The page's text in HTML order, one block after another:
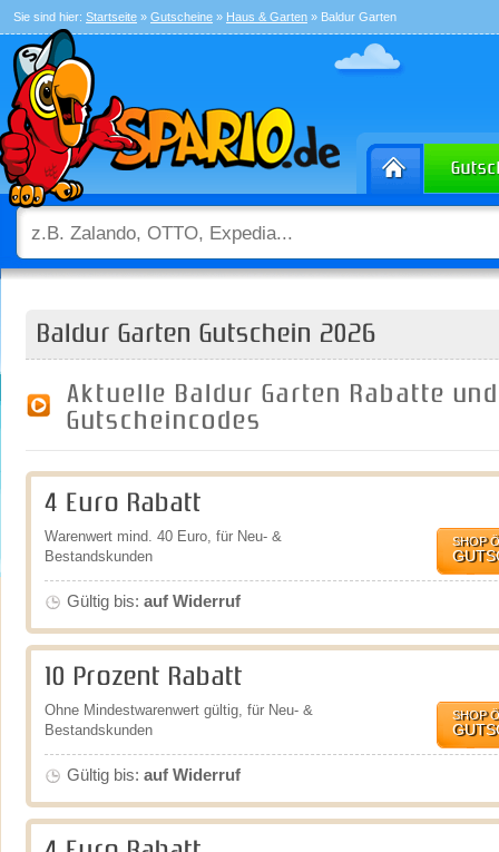
Sie sind hier: Startseite » Gutscheine » Haus & Garten » Baldur Garten
Baldur Garten Gutschein 2026
Aktuelle Baldur Garten Rabatte und
Gutscheincodes
4 Euro Rabatt
Warenwert mind. 40 Euro, für Neu- &
Bestandskunden
SHOP
Gültig bis: auf Widerruf
10 Prozent Rabatt
Ohne Mindestwarenwert gültig, für Neu- &
Bestandskunden
SHOP
Gültig bis: auf Widerruf